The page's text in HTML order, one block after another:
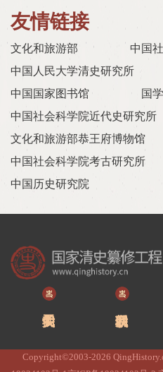
友情链接
文化和旅游部
中国
中国人民大学清史研究所
中国国家图书馆
国
中国社会科学院近代史研究所
文化和旅游部恭王府博物馆
中国社会科学院考古研究所
中国历史研究院
Copyright©2003-2026